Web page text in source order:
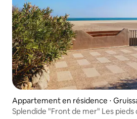
Appartement en résidence ⋅
Splendide "Front de mer" Les pieds